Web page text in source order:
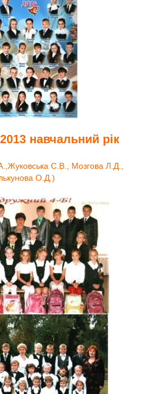
навчальний рік
С.В., Мозгова Л.Д.,
О.Д.)